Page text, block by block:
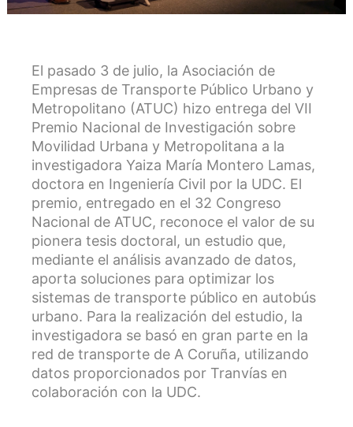
El pasado 3 de julio, la Asociación de
Empresas de Transporte Público Urbano y
Metropolitano (ATUC) hizo entrega del VII
Premio Nacional de Investigación sobre
Movilidad Urbana y Metropolitana a la
investigadora Yaiza María Montero Lamas,
doctora en Ingeniería Civil por la UDC. El
premio, entregado en el 32 Congreso
Nacional de ATUC, reconoce el valor de su
pionera tesis doctoral, un estudio que,
mediante el análisis avanzado de datos,
aporta soluciones para optimizar los
sistemas de transporte público en autobús
urbano. Para la realización del estudio, la
investigadora se basó en gran parte en la
red de transporte de A Coruña, utilizando
datos proporcionados por Tranvías en
colaboración con la UDC.